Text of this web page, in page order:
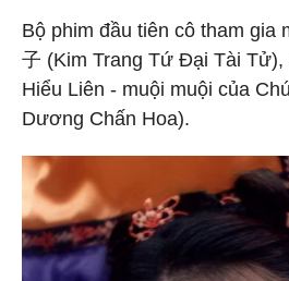
Bộ phim đầu tiên cô tham gia
子 (Kim Trang Tứ Đại Tài Tử),
Hiểu Liên - muội muội của
Dương Chấn Hoa).